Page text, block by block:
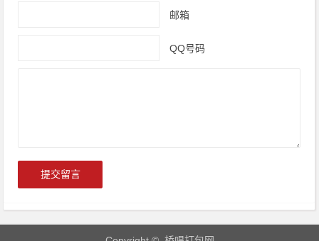
邮箱
QQ号码